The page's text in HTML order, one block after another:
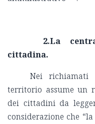
2.La
cittadina.
Nei richiamati
territorio assume un
dei cittadini da
considerazione che